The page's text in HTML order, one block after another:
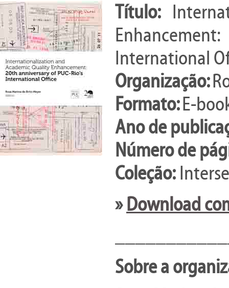
Título:
International
Organização:
Formato:E-
Ano de
Número de
Coleção:
»Download
Sobre a